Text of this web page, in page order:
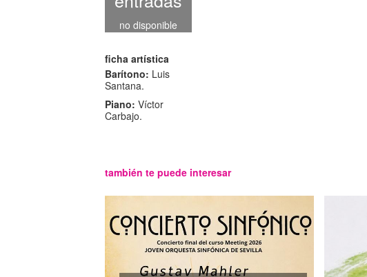
no disponible
ficha artística
Barítono: Luis
Santana.
Piano:Víctor
Carbajo.
también te puede interesar